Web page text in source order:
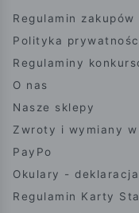
Regulamin zakupów
Polityka
Regulaminy
O nas
Nasze sklepy
Zwroty i wymiany
PayPo
Okulary -
Regulamin Karty